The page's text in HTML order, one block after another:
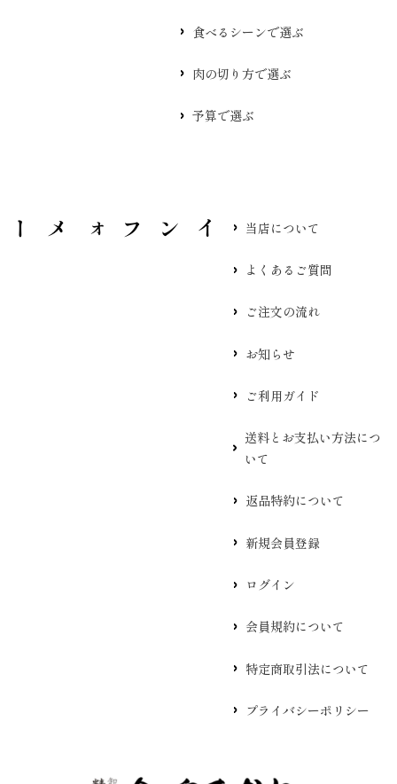
食べるシーンで選ぶ
肉の切り方で選ぶ
予算で選ぶ
当店について
よくあるご質問
ご注文の流れ
お知らせ
ご利用ガイド
送料とお支払い方法につ
いて
返品特約について
新規会員登録
ログイン
会員規約について
特定商取引法について
プライバシーポリシー